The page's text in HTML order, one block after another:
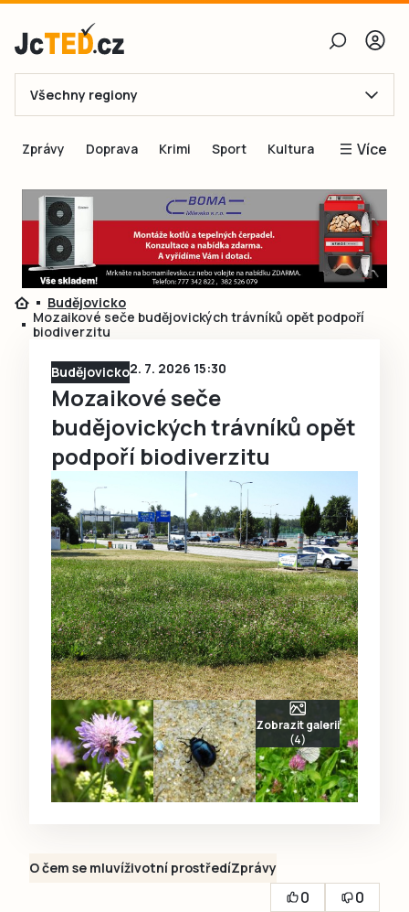
E-mail
Obnovit heslo
Přihlásit se
Přihlásit se přes Facebook
Všechny regiony
Zprávy Doprava Krimi Sport Kultura Více
Blogy
Inspirace
Čtenáři píší
Speciální přílohy
Budějovicko
Mozaikové seče budějovických trávníků opět podpoří
biodiverzitu
Budějovicko2. 7. 2026 15:30
Mozaikové seče
budějovických trávníků opět
podpoří biodiverzitu
Zobrazit galerii
(4)
O čem se mluvíživotní prostředíZprávy
0
0